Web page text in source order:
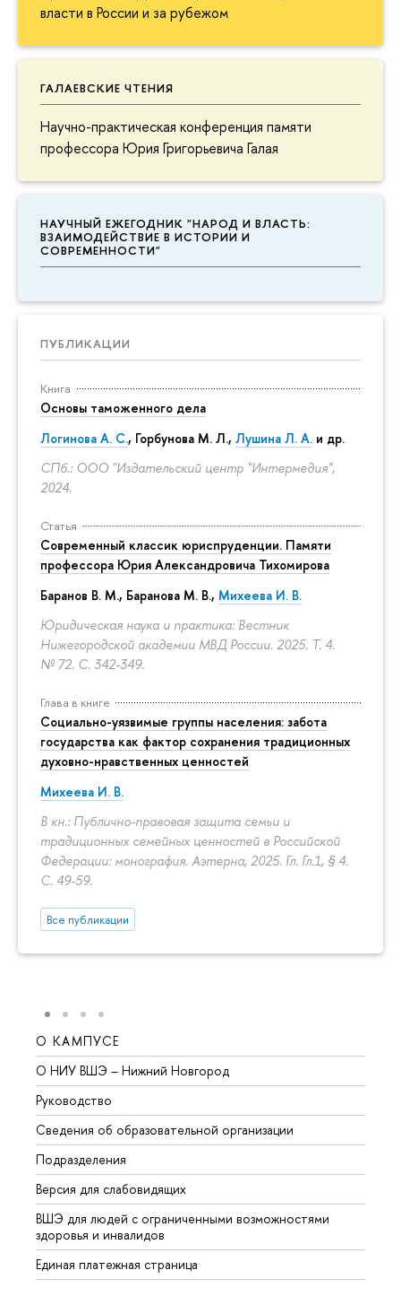
власти в России и за рубежом
ГАЛАЕВСКИЕ ЧТЕНИЯ
Научно-практическая конференция памяти
профессора Юрия Григорьевича Галая
НАУЧНЫЙ ЕЖЕГОДНИК "НАРОД И ВЛАСТЬ:
ВЗАИМОДЕЙСТВИЕ В ИСТОРИИ И
СОВРЕМЕННОСТИ"
ПУБЛИКАЦИИ
Книга
Основы таможенного дела
Логинова А. С., Горбунова М. Л., Лушина Л. А. и др.
СПб.: ООО "Издательский центр "Интермедия",
2024.
Статья
Современный классик юриспруденции. Памяти
профессора Юрия Александровича Тихомирова
Баранов В. М., Баранова М. В., Михеева И. В.
Юридическая наука и практика: Вестник
Нижегородской академии МВД России. 2025. Т. 4.
№ 72. С. 342-349.
Глава в книге
Социально-уязвимые группы населения: забота
государства как фактор сохранения традиционных
духовно-нравственных ценностей
Михеева И. В.
В кн.: Публично-правовая защита семьи и
традиционных семейных ценностей в Российской
Федерации: монография. Аэтерна, 2025. Гл. Гл.1, § 4.
С. 49-59.
Все публикации
О КАМПУСЕ
О НИУ ВШЭ – Нижний Новгород
Руководство
Сведения об образовательной организации
Подразделения
Версия для слабовидящих
ВШЭ для людей с ограниченными возможностями
здоровья и инвалидов
Единая платежная страница